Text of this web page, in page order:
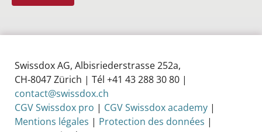
Swissdox AG, Albisriederstrasse 252a,
CH‑8047 Zürich | Tél +41 43 288 30 80 |
contact@swissdox.ch
CGV Swissdox pro | CGV Swissdox academy |
Mentions légales | Protection des données |